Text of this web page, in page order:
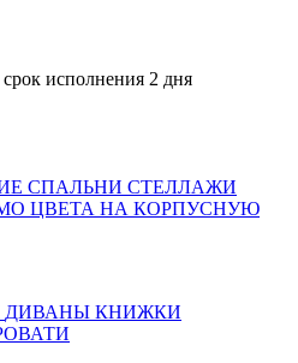
2 дня
СПАЛЬНИ СТЕЛЛАЖИ
ЦВЕТА НА КОРПУСНУЮ
ДИВАНЫ КНИЖКИ